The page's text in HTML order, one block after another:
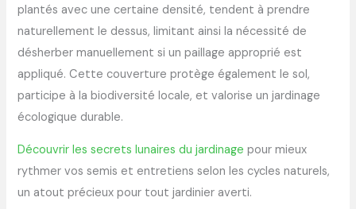
plantés avec une certaine densité, tendent à prendre
naturellement le dessus, limitant ainsi la nécessité de
désherber manuellement si un paillage approprié est
appliqué. Cette couverture protège également le sol,
participe à la biodiversité locale, et valorise un jardinage
écologique durable.
Découvrir les secrets lunaires du jardinage pour mieux
rythmer vos semis et entretiens selon les cycles naturels,
un atout précieux pour tout jardinier averti.